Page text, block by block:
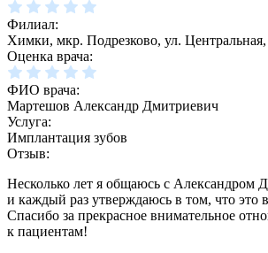
Филиал:
Химки, мкр. Подрезково, ул. Центральная,
Оценка врача:
ФИО врача:
Мартешов Александр Дмитриевич
Услуга:
Имплантация зубов
Отзыв:
Несколько лет я общаюсь с Александром
и каждый раз утверждаюсь в том, что это
Спасибо за прекрасное внимательное
к пациентам!